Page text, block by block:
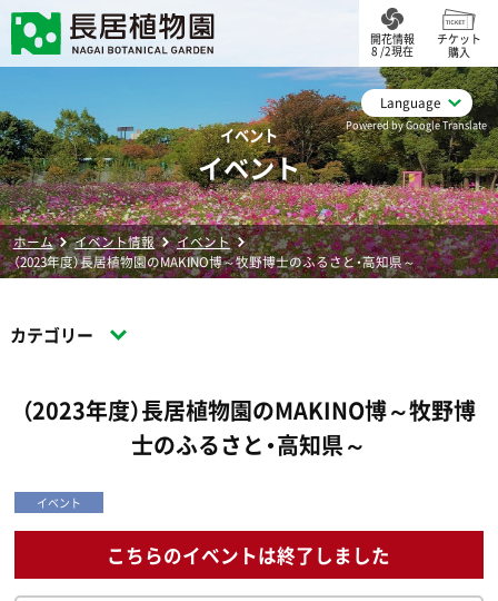
Language
Powered by Google Translate
開花情報
8 /2現在
チケット
購入
イベント
イベント
ホーム イベント情報
イベント
（2023年度）長居植物園のMAKINO博～牧野博士のふるさと・高知県～
カテゴリー
（2023年度）長居植物園のMAKINO博～牧野博
士のふるさと・高知県～
イベント
こちらのイベントは終了しました